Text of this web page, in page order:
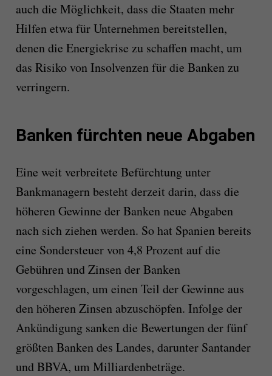
auch die Möglichkeit, dass die Staaten mehr
Hilfen etwa für Unternehmen bereitstellen,
denen die Energiekrise zu schaffen macht, um
das Risiko von Insolvenzen für die Banken zu
verringern.
Banken fürchten neue Abgaben
Eine weit verbreitete Befürchtung unter
Bankmanagern besteht derzeit darin, dass die
höheren Gewinne der Banken neue Abgaben
nach sich ziehen werden. So hat Spanien bereits
eine Sondersteuer von 4,8 Prozent auf die
Gebühren und Zinsen der Banken
vorgeschlagen, um einen Teil der Gewinne aus
den höheren Zinsen abzuschöpfen. Infolge der
Ankündigung sanken die Bewertungen der fünf
größten Banken des Landes, darunter Santander
und BBVA, um Milliardenbeträge.